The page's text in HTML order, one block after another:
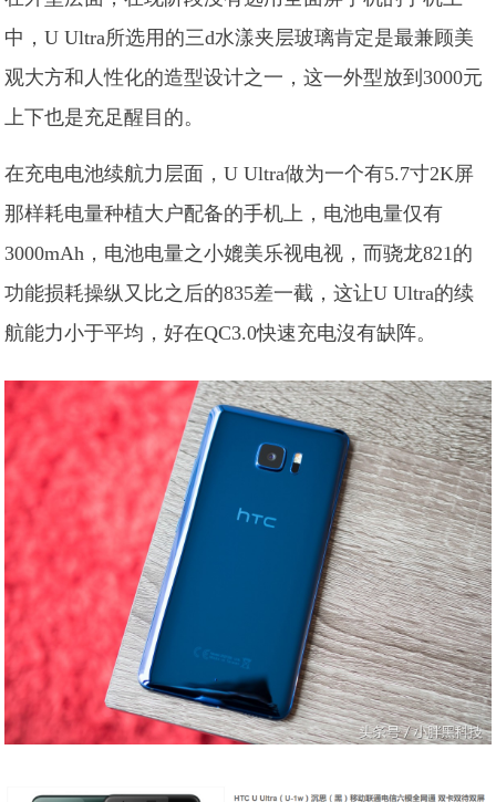
中，U Ultra所选用的三d水漾夹层玻璃肯定是最兼顾美
观大方和人性化的造型设计之一，这一外型放到3000元
上下也是充足醒目的。
在充电电池续航力层面，U Ultra做为一个有5.7寸2K屏
那样耗电量种植大户配备的手机上，电池电量仅有
3000mAh，电池电量之小媲美乐视电视，而骁龙821的
功能损耗操纵又比之后的835差一截，这让U Ultra的续
航能力小于平均，好在QC3.0快速充电沒有缺阵。